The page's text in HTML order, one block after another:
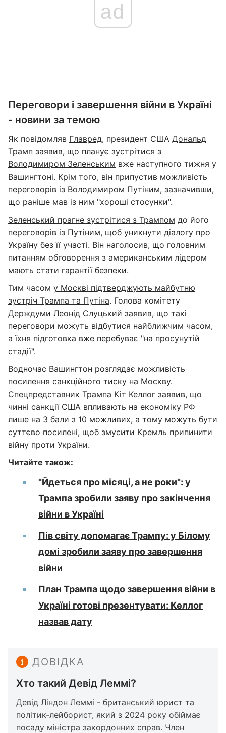
ad
Переговори і завершення війни в Україні
- новини за темою
Як повідомляв Главред, президент США Дональд
Трамп заявив, що планує зустрітися з
Володимиром Зеленським вже наступного тижня у
Вашингтоні. Крім того, він припустив можливість
переговорів із Володимиром Путіним, зазначивши,
що раніше мав із ним "хороші стосунки".
Зеленський прагне зустрітися з Трампом до його
переговорів із Путіним, щоб уникнути діалогу про
Україну без її участі. Він наголосив, що головним
питанням обговорення з американським лідером
мають стати гарантії безпеки.
Тим часом у Москві підтверджують майбутню
зустріч Трампа та Путіна. Голова комітету
Держдуми Леонід Слуцький заявив, що такі
переговори можуть відбутися найближчим часом,
а їхня підготовка вже перебуває "на просунутій
стадії".
Водночас Вашингтон розглядає можливість
посилення санкційного тиску на Москву.
Спецпредставник Трампа Кіт Келлог заявив, що
чинні санкції США впливають на економіку РФ
лише на 3 бали з 10 можливих, а тому можуть бути
суттєво посилені, щоб змусити Кремль припинити
війну проти України.
Читайте також:
"Йдеться про місяці, а не роки": у
Трампа зробили заяву про закінчення
війни в Україні
Пів світу допомагає Трампу: у Білому
домі зробили заяву про завершення
війни
План Трампа щодо завершення війни в
Україні готові презентувати: Келлог
назвав дату
ДОВІДКА
Хто такий Девід Леммі?
Девід Ліндон Леммі - британський юрист та
політик-лейборист, який з 2024 року обіймає
посаду міністра закордонних справ. Член